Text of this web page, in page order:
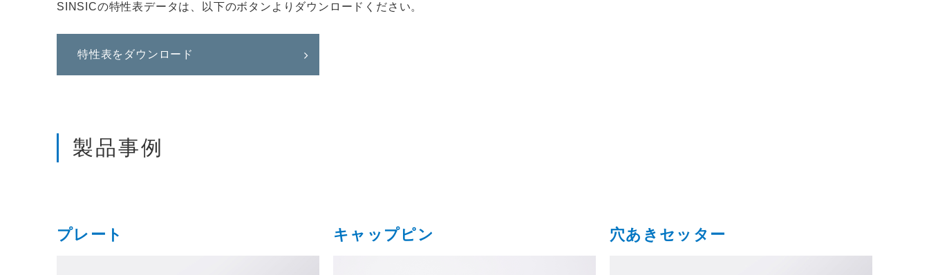
SINSICの特性表データは、以下のボタンよりダウンロードください。
特性表をダウンロード
製品事例
プレート キャップピン 穴あきセッター